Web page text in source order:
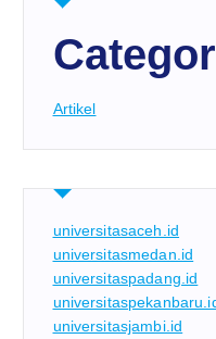
Artikel
universitasaceh.id
universitasmedan.id
universitaspadang.id
universitasjambi.id